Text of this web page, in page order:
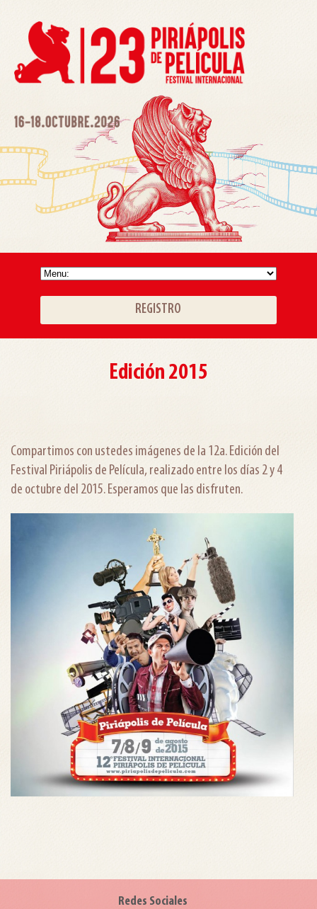
REGISTRO
Edición 2015
Compartimos con ustedes imágenes de la 12a. Edición del
Festival Piriápolis de Película, realizado entre los días 2 y 4
de octubre del 2015. Esperamos que las disfruten.
Redes Sociales